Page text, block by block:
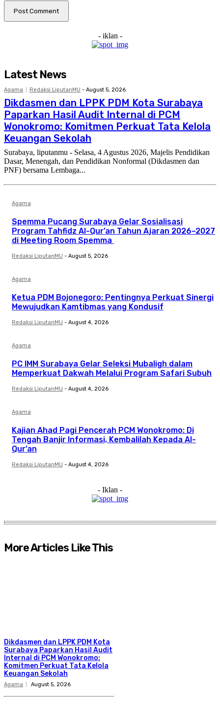
- iklan -
Latest News
Agama Redaksi LiputanMU - August 5, 2026
Dikdasmen dan LPPK PDM Kota Surabaya
Paparkan Hasil Audit Internal di PCM
Wonokromo: Komitmen Perkuat Tata Kelola
Keuangan Sekolah
Surabaya, liputanmu - Selasa, 4 Agustus 2026, Majelis Pendidikan
Dasar, Menengah, dan Pendidikan Nonformal (Dikdasmen dan
PNF) bersama Lembaga...
Agama
Spemma Pucang Surabaya Gelar Sosialisasi
Program Tahfidz Al-Qur’an Tahun Ajaran 2026–2027
di Meeting Room Spemma
Redaksi LiputanMU - August 5, 2026
Agama
Ketua PDM Bojonegoro: Pentingnya Perkuat Sinergi
Mewujudkan Kamtibmas yang Kondusif
Redaksi LiputanMU - August 4, 2026
Agama
PC IMM Surabaya Gelar Seleksi Mubaligh dalam
Memperkuat Dakwah Melalui Program Safari Subuh
Redaksi LiputanMU - August 4, 2026
Agama
Kajian Ahad Pagi Pencerah PCM Wonokromo: Di
Tengah Banjir Informasi, Kembalilah Kepada Al-
Qur’an
Redaksi LiputanMU - August 4, 2026
- Iklan -
More Articles Like This
Dikdasmen dan LPPK PDM Kota
Surabaya Paparkan Hasil Audit
Internal di PCM Wonokromo:
Komitmen Perkuat Tata Kelola
Keuangan Sekolah
Agama August 5, 2026